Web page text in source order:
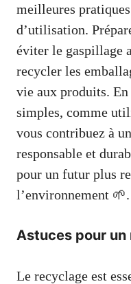
meilleures
d’utilisation.
éviter le gaspillage
recycler les
vie aux produits. En
simples, comme
vous contribuez à
responsable et
pour un futur plus
l’environnement 🌱.
Astuces pour
Le recyclage est